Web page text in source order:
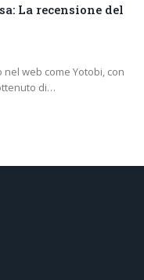
La recensione del
web come Yotobi, con
di…